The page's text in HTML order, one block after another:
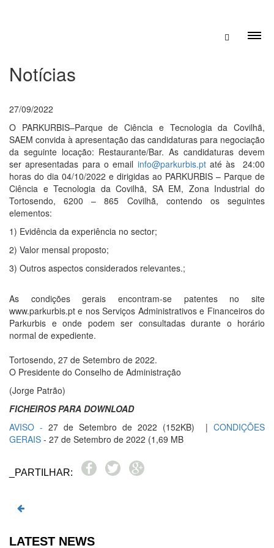
Notícias
27/09/2022
O PARKURBIS–Parque de Ciência e Tecnologia da Covilhã,
SAEM convida à apresentação das candidaturas para negociação
da seguinte locação: Restaurante/Bar. As candidaturas devem
ser apresentadas para o email info@parkurbis.ptaté às 24:00
horas do dia 04/10/2022 e dirigidas ao PARKURBIS – Parque de
Ciência e Tecnologia da Covilhã, SA EM, Zona Industrial do
Tortosendo, 6200 – 865 Covilhã, contendo os seguintes
elementos:
1) Evidência da experiência no sector;
2) Valor mensal proposto;
3) Outros aspectos considerados relevantes.;
As condições gerais encontram-se patentes no site
www.parkurbis.pt e nos Serviços Administrativos e Financeiros do
Parkurbis e onde podem ser consultadas durante o horário
normal de expediente.
Tortosendo, 27 de Setembro de 2022.
O Presidente do Conselho de Administração
(Jorge Patrão)
FICHEIROS PARA DOWNLOAD
AVISO - 27 de Setembro de 2022 (152KB) | CONDIÇÕES
GERAIS - 27 de Setembro de 2022 (1,69 MB
_PARTILHAR:
LATEST NEWS